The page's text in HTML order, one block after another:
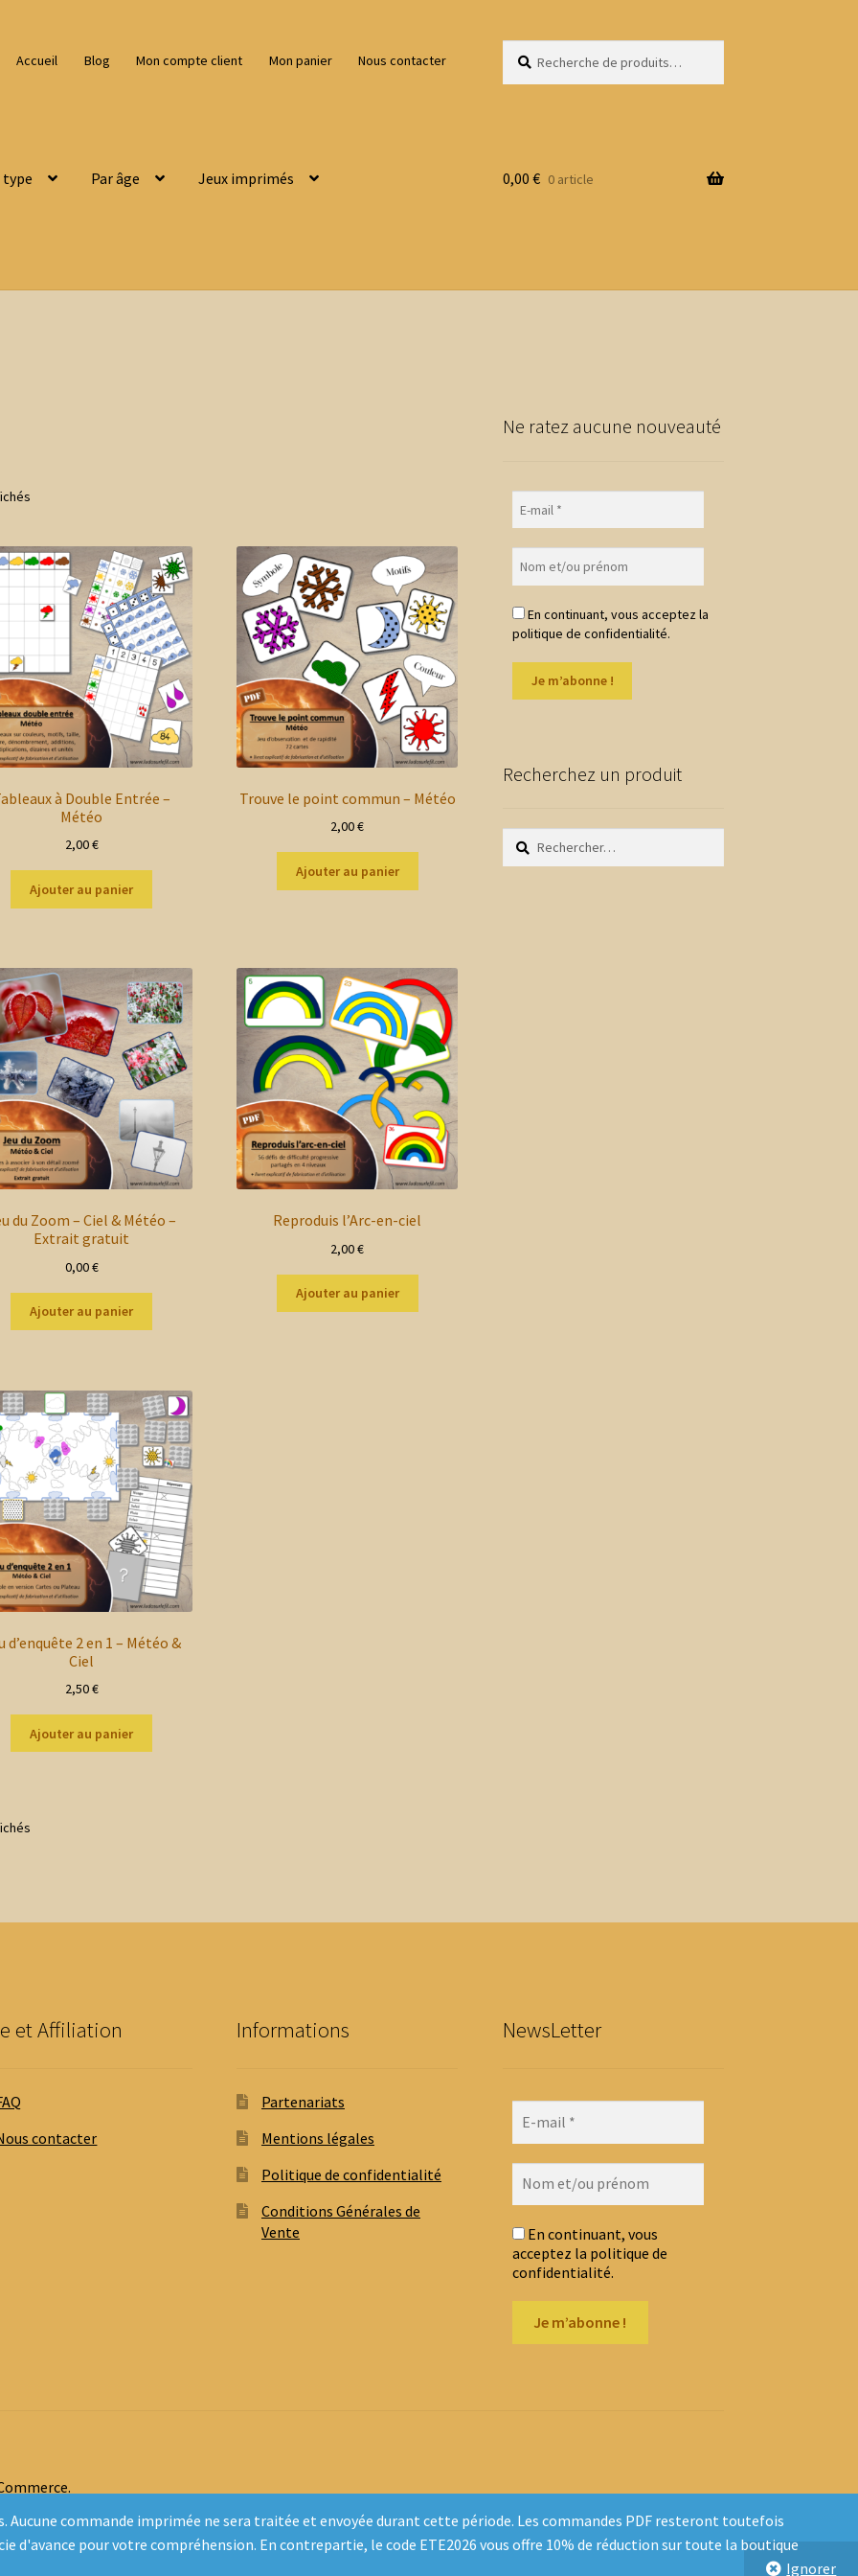
Aucune commande imprimée ne sera traitée et envoyée durant cette période. Les commandes PDF resteront toutefois
d'avance pour votre compréhension. En contrepartie, le code ETE2026 vous offre 10% de réduction sur toute la boutique
Ignorer
Accueil Blog Mon compte client Mon panier Nous contacter
pour :
type Par âge Jeux imprimés 0,00 € 0 article
récent
plus
ancien
à Double Entrée –
Météo
2,00€
Ajouter au panier
Trouve le point commun – Météo
2,00€
Ajouter au panier
du Zoom – Ciel & Météo –
Extrait gratuit
0,00€
Ajouter au panier
Reproduis l’Arc-en-ciel
2,00€
Ajouter au panier
d’enquête 2 en 1 – Météo &
Ciel
2,50€
Ajouter au panier
Ne ratez aucune nouveauté
En continuant, vous acceptez la
politique de confidentialité.
Recherchez un produit
Rechercher :
et Affiliation
contacter
Informations
Partenariats
Mentions légales
Politique de confidentialité
Conditions Générales de
Vente
NewsLetter
En continuant, vous
acceptez la politique de
confidentialité.
.